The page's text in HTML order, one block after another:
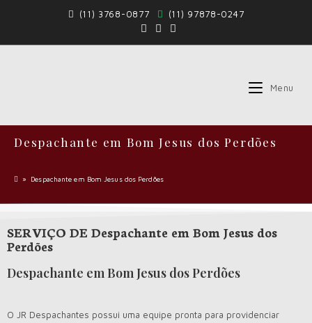
(11) 3768-0877 (11) 97878-0247
Menu
Despachante em Bom Jesus dos Perdões
» Despachante em Bom Jesus dos Perdões
SERVIÇO DE Despachante em Bom Jesus dos
Perdões
Despachante em Bom Jesus dos Perdões
O JR Despachantes possui uma equipe pronta para providenciar